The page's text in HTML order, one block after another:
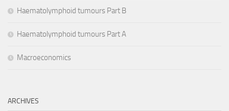
Haematolymphoid tumours Part B
Haematolymphoid tumours Part A
Macroeconomics
ARCHIVES